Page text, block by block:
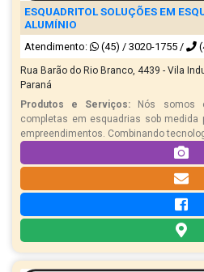
ESQUADRITOL SOLUÇÕES EM
ALUMÍNIO
Atendimento: (45) / 3020-1755 /
Rua Barão do Rio Branco, 4439 - Vila
Paraná
Produtos e Serviços: Nós somos
completas em esquadrias sob
empreendimentos. Combinando